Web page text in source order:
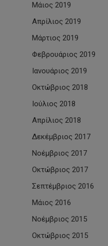
Μάιος 2019
Απρίλιος 2019
Μάρτιος 2019
Φεβρουάριος 2019
Ιανουάριος 2019
Οκτώβριος 2018
Ιούλιος 2018
Απρίλιος 2018
Δεκέμβριος 2017
Νοέμβριος 2017
Οκτώβριος 2017
Σεπτέμβριος 2016
Μάιος 2016
Νοέμβριος 2015
Οκτώβριος 2015